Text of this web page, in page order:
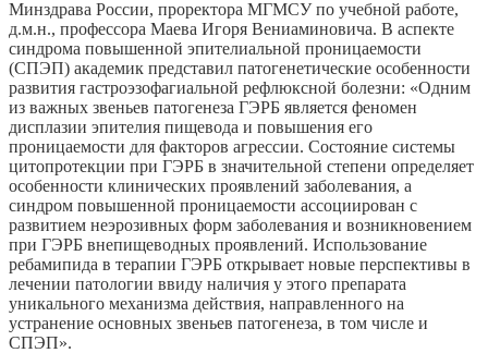
Минздрава России, проректора МГМСУ по учебной работе,
д.м.н., профессора Маева Игоря Вениаминовича. В аспекте
синдрома повышенной эпителиальной проницаемости
(СПЭП) академик представил патогенетические особенности
развития гастроэзофагиальной рефлюксной болезни: «Одним
из важных звеньев патогенеза ГЭРБ является феномен
дисплазии эпителия пищевода и повышения его
проницаемости для факторов агрессии. Состояние системы
цитопротекции при ГЭРБ в значительной степени определяет
особенности клинических проявлений заболевания, а
синдром повышенной проницаемости ассоциирован с
развитием неэрозивных форм заболевания и возникновением
при ГЭРБ внепищеводных проявлений. Использование
ребамипида в терапии ГЭРБ открывает новые перспективы в
лечении патологии ввиду наличия у этого препарата
уникального механизма действия, направленного на
устранение основных звеньев патогенеза, в том числе и
СПЭП».